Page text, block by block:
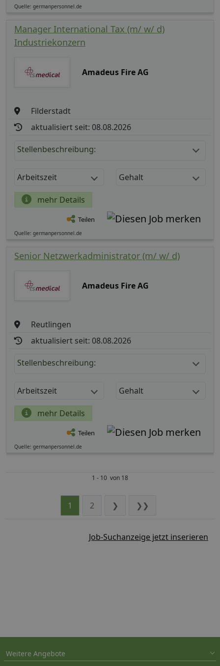
Quelle: germanpersonnel.de
Manager International Tax (m/ w/ d)
Industriekonzern
Amadeus Fire AG
Filderstadt
aktualisiert seit: 08.08.2026
Stellenbeschreibung:
Arbeitszeit Gehalt
mehr Details
Teilen
Quelle: germanpersonnel.de
Senior Netzwerkadministrator (m/ w/ d)
Amadeus Fire AG
Reutlingen
aktualisiert seit: 08.08.2026
Stellenbeschreibung:
Arbeitszeit Gehalt
mehr Details
Teilen
Quelle: germanpersonnel.de
1 - 10 von 18
1 2 ❯ ❯❯
Job-Suchanzeige jetzt inserieren
Weitere Angebote